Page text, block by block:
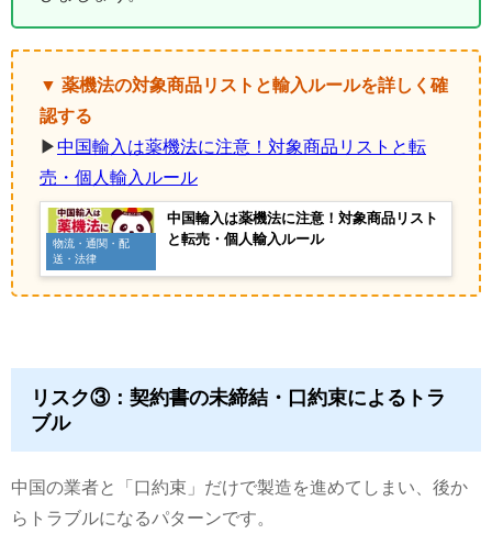
▼ 薬機法の対象商品リストと輸入ルールを詳しく確
認する
▶中国輸入は薬機法に注意！対象商品リストと転
売・個人輸入ルール
物流・通関・配
送・法律
中国輸入は薬機法に注意！対象商品リスト
と転売・個人輸入ルール
リスク③：契約書の未締結・口約束によるトラ
ブル
中国の業者と「口約束」だけで製造を進めてしまい、後か
らトラブルになるパターンです。